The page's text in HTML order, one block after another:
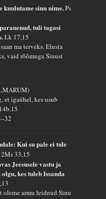
kuulutame sinu nime.Ps
tuli tagasi
Lk 17,15
ma terveks. Elusta
vaid rõõmuga Sinust
et igaühel, kes usub
Kui su pale ei tule
2Ms 33,15
Jeesusele vastu ja
kes tuleb Issanda
oleme armu leidnud Sinu